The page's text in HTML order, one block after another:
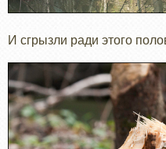
И сгрызли ради этого